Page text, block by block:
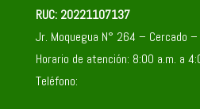
RUC: 20221107137
Jr. Moquegua N° 264 – Cercado –
Horario de atención: 8:00 a.m. a
Teléfono: